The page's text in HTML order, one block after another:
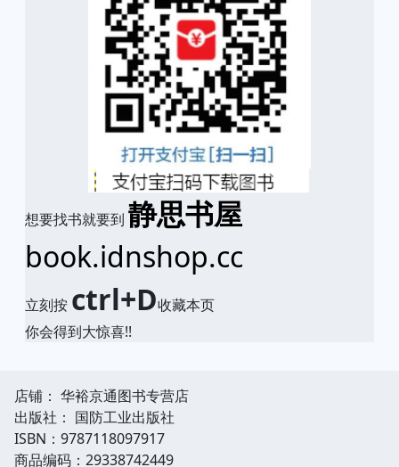
想要找书就要到 静思书屋
book.idnshop.cc
立刻按 ctrl+D收藏本页
你会得到大惊喜!!
店铺： 华裕京通图书专营店
出版社： 国防工业出版社
ISBN：9787118097917
商品编码：29338742449